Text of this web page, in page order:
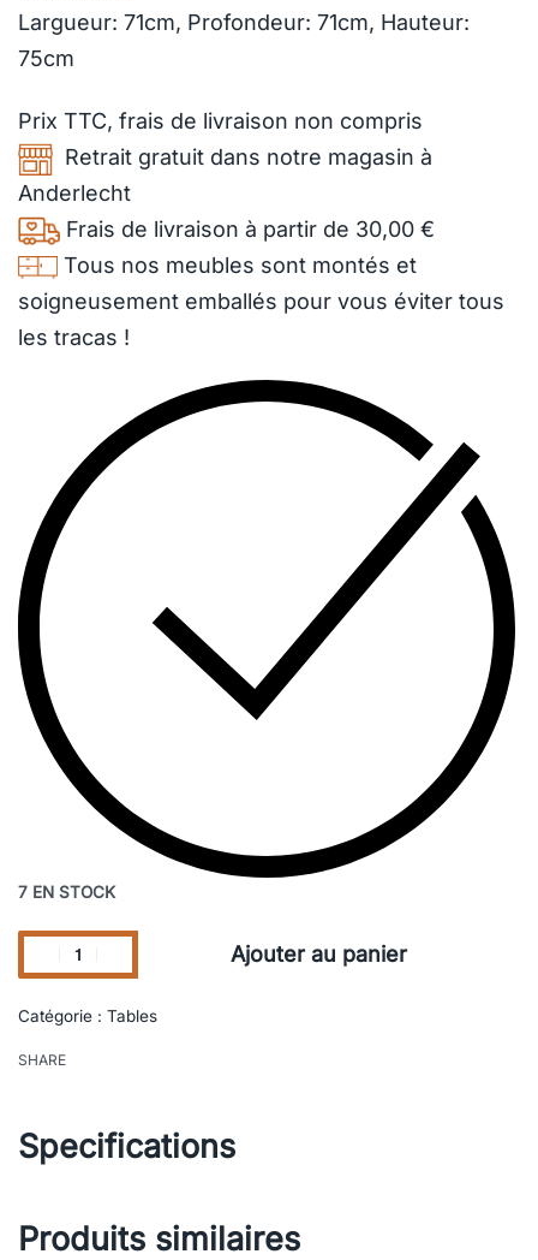
Largueur: 71cm, Profondeur: 71cm, Hauteur:
75cm
Prix TTC, frais de livraison non compris
Retrait gratuit dans notre magasin à
Anderlecht
Frais de livraison à partir de 30,00 €
Tous nos meubles sont montés et
soigneusement emballés pour vous éviter tous
les tracas !
7 EN STOCK
Ajouter au panier
Catégorie : Tables
SHARE
Specifications
Produits similaires